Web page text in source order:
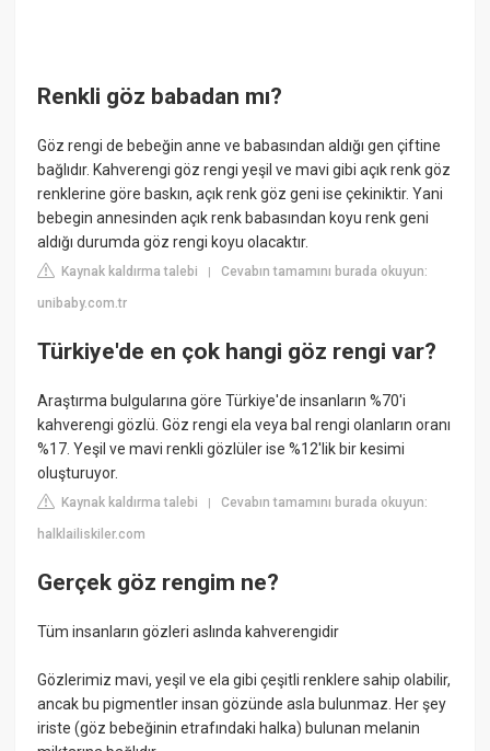
Renkli göz babadan mı?
Göz rengi de bebeğin anne ve babasından aldığı gen çiftine
bağlıdır. Kahverengi göz rengi yeşil ve mavi gibi açık renk göz
renklerine göre baskın, açık renk göz geni ise çekiniktir. Yani
bebegin annesinden açık renk babasından koyu renk geni
aldığı durumda göz rengi koyu olacaktır.
Kaynak kaldırma talebi |Cevabın tamamını burada okuyun:
unibaby.com.tr
Türkiye'de en çok hangi göz rengi var?
Araştırma bulgularına göre Türkiye'de insanların %70'i
kahverengi gözlü. Göz rengi ela veya bal rengi olanların oranı
%17. Yeşil ve mavi renkli gözlüler ise %12'lik bir kesimi
oluşturuyor.
Kaynak kaldırma talebi |Cevabın tamamını burada okuyun:
halklailiskiler.com
Gerçek göz rengim ne?
Tüm insanların gözleri aslında kahverengidir
Gözlerimiz mavi, yeşil ve ela gibi çeşitli renklere sahip olabilir,
ancak bu pigmentler insan gözünde asla bulunmaz. Her şey
iriste (göz bebeğinin etrafındaki halka) bulunan melanin